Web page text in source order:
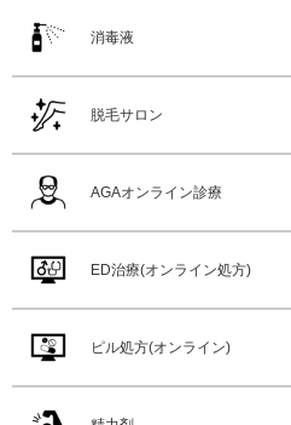
消毒液
脱毛サロン
AGAオンライン診療
ED治療(オンライン処方)
ピル処方(オンライン)